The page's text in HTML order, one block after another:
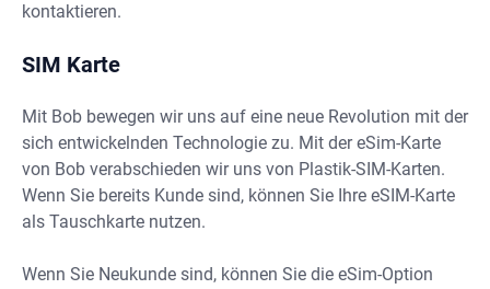
kontaktieren.
SIM Karte
Mit Bob bewegen wir uns auf eine neue Revolution mit der
sich entwickelnden Technologie zu. Mit der eSim-Karte
von Bob verabschieden wir uns von Plastik-SIM-Karten.
Wenn Sie bereits Kunde sind, können Sie Ihre eSIM-Karte
als Tauschkarte nutzen.
Wenn Sie Neukunde sind, können Sie die eSim-Option